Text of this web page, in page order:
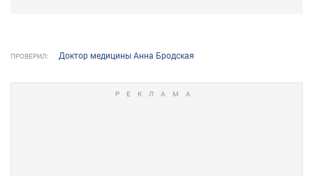
ПРОВЕРИЛ: Доктор медицины Анна Бродская